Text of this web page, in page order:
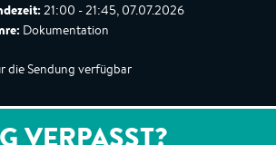
21:00 - 21:45, 07.07.2026
Dokumentation
die Sendung verfügbar
VERPASST?